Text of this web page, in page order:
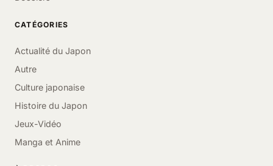
CATÉGORIES
Actualité du Japon
Autre
Culture japonaise
Histoire du Japon
Jeux-Vidéo
Manga et Anime